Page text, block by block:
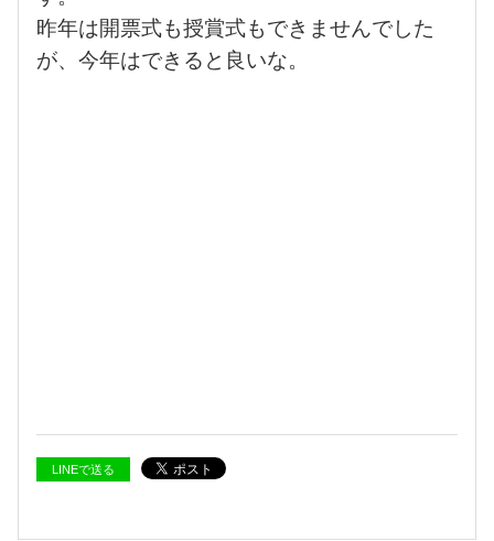
昨年は開票式も授賞式もできませんでした
が、今年はできると良いな。
LINEで送る